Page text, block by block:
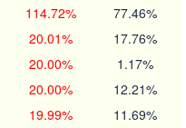
114.72% 77.46%
20.01% 17.76%
20.00% 1.17%
20.00% 12.21%
19.99% 11.69%